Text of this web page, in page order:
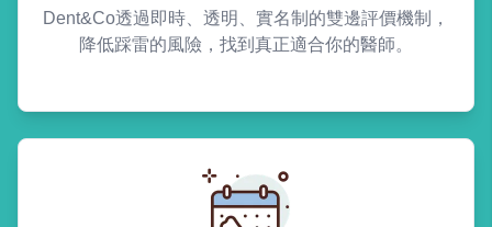
Dent&Co透過即時、透明、實名制的雙邊評價機制，
降低踩雷的風險，找到真正適合你的醫師。